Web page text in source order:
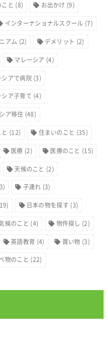
と (8) お出かけ (9)
インターナショナルスクール (7)
アム (2) デメリット (2)
マレーシア (4)
シアで病院(3)
ア子育て (4)
ア移住 (48)
(12) 住まいのこと (35)
医療 (2) 医療のこと (15)
天候のこと (2)
子連れ (3)
日本の物を探す (3)
候のこと (4) 物件探し (2)
英語教育 (4) 買い物 (3)
物のこと (22)